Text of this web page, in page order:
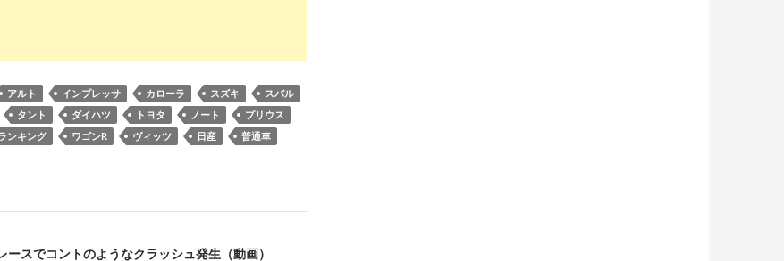
アルト インプレッサ カローラ スズキ
スバル
タント ダイハツ トヨタ ノート
プリウス
ンキング ワゴンR ヴィッツ 日産
普通車
ースでコントのようなクラッシュ発生（動画）